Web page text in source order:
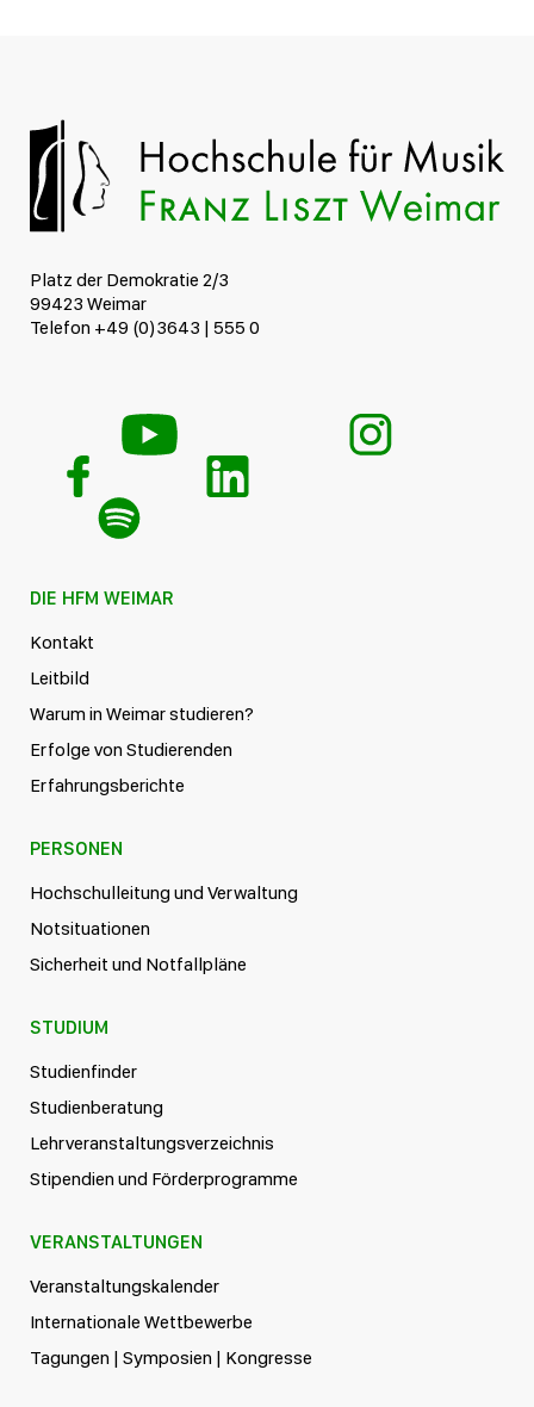
Platz der Demokratie 2/3
99423 Weimar
Telefon +49 (0)3643 | 555 0
DIE HFM WEIMAR
Kontakt
Leitbild
Warum in Weimar studieren?
Erfolge von Studierenden
Erfahrungsberichte
PERSONEN
Hochschulleitung und Verwaltung
Notsituationen
Sicherheit und Notfallpläne
STUDIUM
Studienfinder
Studienberatung
Lehrveranstaltungsverzeichnis
Stipendien und Förderprogramme
VERANSTALTUNGEN
Veranstaltungskalender
Internationale Wettbewerbe
Tagungen | Symposien | Kongresse